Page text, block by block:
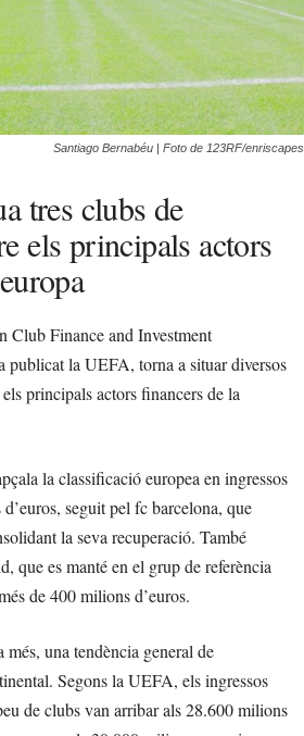
Santiago Bernabéu | Foto de 123RF/enriscapes
tres clubs de
els principals actors
Club Finance and Investment
publicat la UEFA, torna a situar diversos
principals actors financers de la
la classificació europea en ingressos
seguit pel fc barcelona, que
la seva recuperació. També
que es manté en el grup de referència
de 400 milions d’euros.
una tendència general de
Segons la UEFA, els ingressos
de clubs van arribar als 28.600 milions